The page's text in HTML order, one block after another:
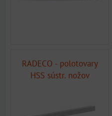
RADECO - polotovary
HSS sústr. nožov